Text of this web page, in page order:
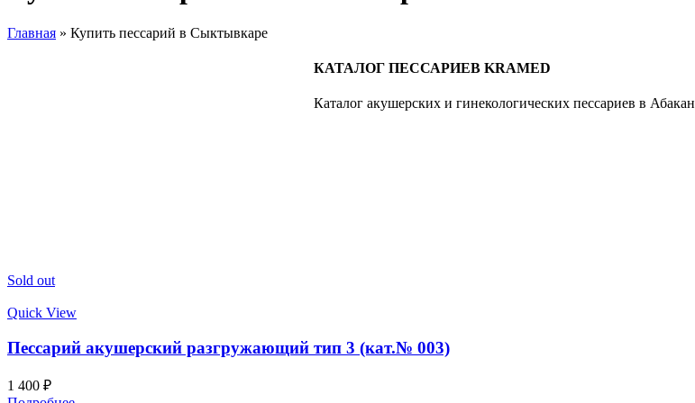
Главная » Купить пессарий в Сыктывкаре
КАТАЛОГ ПЕССАРИЕВ KRAMED
Каталог акушерских и гинекологических пессариев в Абакан
Sold out
Quick View
Пессарий акушерский разгружающий тип 3 (кат.№ 003)
1 400 ₽